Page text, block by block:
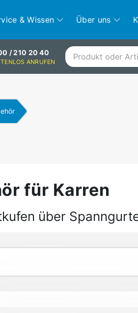
& Wissen Über uns
/ 210 20 40
ANRUFEN
für Karren
über